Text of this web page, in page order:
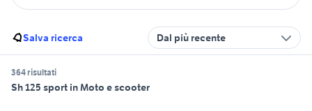
Salva ricerca Dal più recente
364 risultati
Sh 125 sport in Moto e scooter